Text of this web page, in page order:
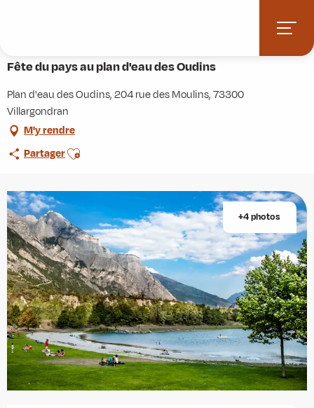
principal
Fête du pays au plan d'eau des Oudins
Plan d'eau des Oudins, 204 rue des Moulins, 73300
Villargondran
M'y rendre
PartagerAjouter aux favoris
+4 photos